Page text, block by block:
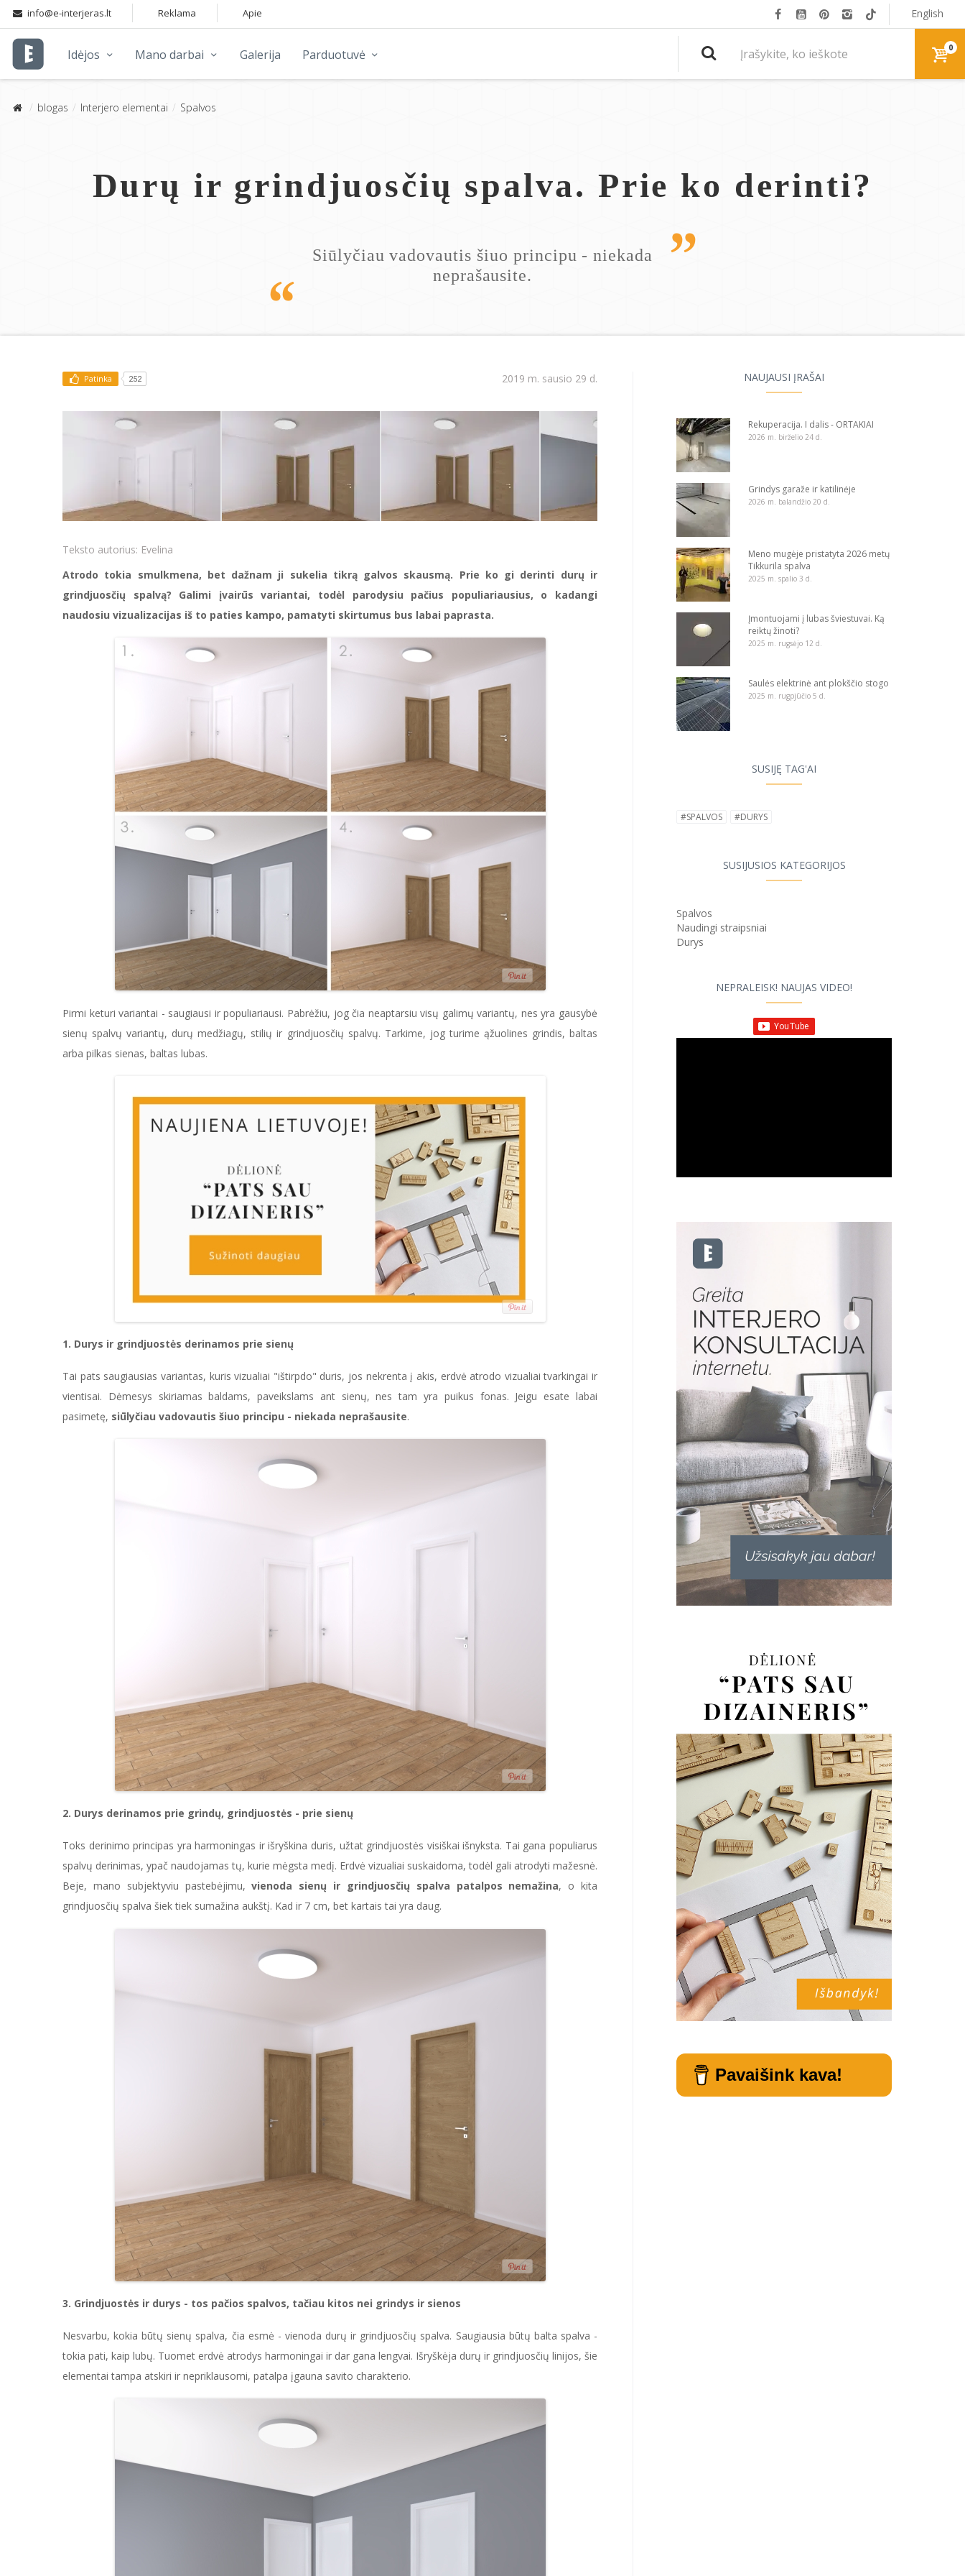
Idėjos Mano darbai Galerija Parduotuvė
English
info@e-interjeras.lt Reklama Apie
0
blogas Interjero elementai Spalvos
Durų ir grindjuosčių spalva. Prie ko derinti?
Siūlyčiau vadovautis šiuo principu - niekada
neprašausite.
NAUJAUSI ĮRAŠAI
Rekuperacija. I dalis - ORTAKIAI
2026 m. birželio 24 d.
Grindys garaže ir katilinėje
2026 m. balandžio 20 d.
Meno mugėje pristatyta 2026 metų
Tikkurila spalva
2025 m. spalio 3 d.
Įmontuojami į lubas šviestuvai. Ką
reiktų žinoti?
2025 m. rugsėjo 12 d.
Saulės elektrinė ant plokščio stogo
2025 m. rugpjūčio 5 d.
SUSIJĘ TAG'AI
#SPALVOS #DURYS
SUSIJUSIOS KATEGORIJOS
Spalvos
Naudingi straipsniai
Durys
NEPRALEISK! NAUJAS VIDEO!
Pavaišink kava!
Patinka 252 2019 m. sausio 29 d.
Teksto autorius: Evelina
Atrodo tokia smulkmena, bet dažnam ji sukelia tikrą galvos skausmą. Prie ko gi derinti durų ir
grindjuosčių spalvą? Galimi įvairūs variantai, todėl parodysiu pačius populiariausius, o kadangi
naudosiu vizualizacijas iš to paties kampo, pamatyti skirtumus bus labai paprasta.
Pirmi keturi variantai - saugiausi ir populiariausi. Pabrėžiu, jog čia neaptarsiu visų galimų variantų, nes yra gausybė
sienų spalvų variantų, durų medžiagų, stilių ir grindjuosčių spalvų. Tarkime, jog turime ąžuolines grindis, baltas
arba pilkas sienas, baltas lubas.
1. Durys ir grindjuostės derinamos prie sienų
Tai pats saugiausias variantas, kuris vizualiai "ištirpdo" duris, jos nekrenta į akis, erdvė atrodo vizualiai tvarkingai ir
vientisai. Dėmesys skiriamas baldams, paveikslams ant sienų, nes tam yra puikus fonas. Jeigu esate labai
pasimetę, siūlyčiau vadovautis šiuo principu - niekada neprašausite.
2. Durys derinamos prie grindų, grindjuostės - prie sienų
Toks derinimo principas yra harmoningas ir išryškina duris, užtat grindjuostės visiškai išnyksta. Tai gana populiarus
spalvų derinimas, ypač naudojamas tų, kurie mėgsta medį. Erdvė vizualiai suskaidoma, todėl gali atrodyti mažesnė.
Beje, mano subjektyviu pastebėjimu,vienoda sienų ir grindjuosčių spalva patalpos nemažina, o kita
grindjuosčių spalva šiek tiek sumažina aukštį. Kad ir 7 cm, bet kartais tai yra daug.
3. Grindjuostės ir durys - tos pačios spalvos, tačiau kitos nei grindys ir sienos
Nesvarbu, kokia būtų sienų spalva, čia esmė - vienoda durų ir grindjuosčių spalva. Saugiausia būtų balta spalva -
tokia pati, kaip lubų. Tuomet erdvė atrodys harmoningai ir dar gana lengvai. Išryškėja durų ir grindjuosčių linijos, šie
elementai tampa atskiri ir nepriklausomi, patalpa įgauna savito charakterio.